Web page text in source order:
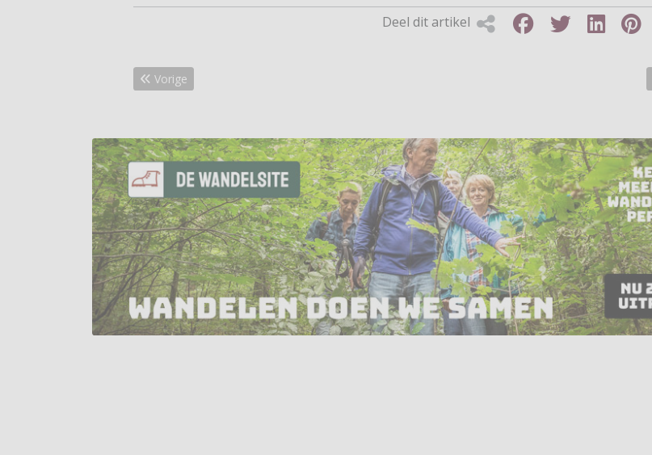
Deel dit artikel
Vorig artikel: Volop spanning verkiezing Wandelgemeente van het Jaar
Vorige